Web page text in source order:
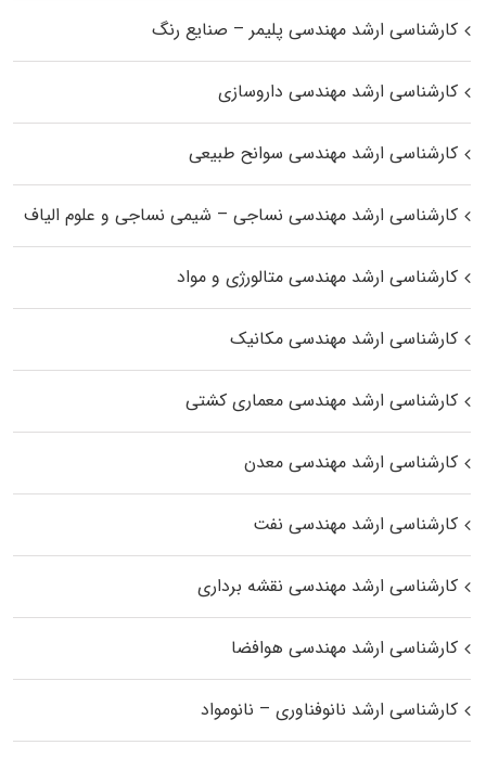
کارشناسی ارشد مهندسی پلیمر – صنایع رنگ
کارشناسی ارشد مهندسی داروسازی
کارشناسی ارشد مهندسی سوانح طبیعی
کارشناسی ارشد مهندسی نساجی – شیمی نساجی و علوم الیاف
کارشناسی ارشد مهندسی متالورژی و مواد
کارشناسی ارشد مهندسی مکانیک
کارشناسی ارشد مهندسی معماری کشتی
کارشناسی ارشد مهندسی معدن
کارشناسی ارشد مهندسی نفت
کارشناسی ارشد مهندسی نقشه برداری
کارشناسی ارشد مهندسی هوافضا
کارشناسی ارشد نانوفناوری – نانومواد